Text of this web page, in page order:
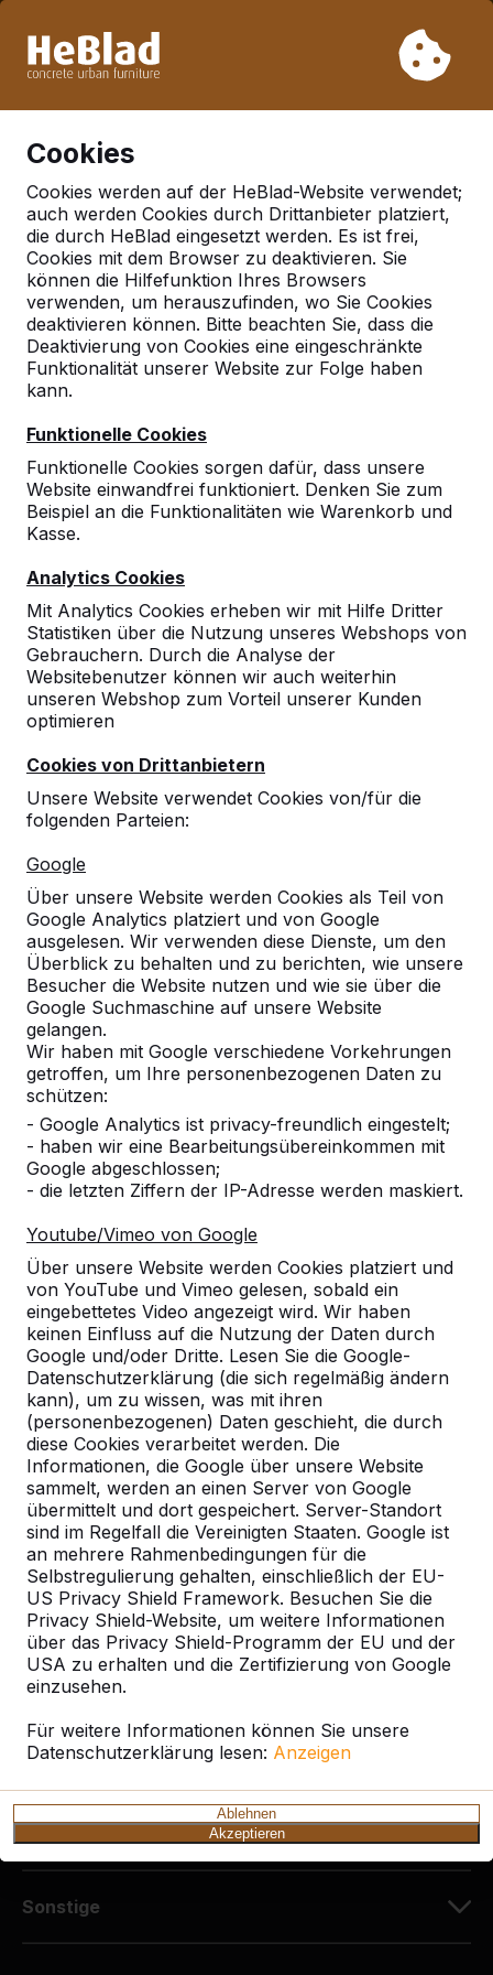
Woche 33 nicht. Bitte berücksichtigen Sie daher längere
Cookies
Cookies werden auf der HeBlad-Website verwendet;
auch werden Cookies durch Drittanbieter platziert,
die durch HeBlad eingesetzt werden. Es ist frei,
Cookies mit dem Browser zu deaktivieren. Sie
können die Hilfefunktion Ihres Browsers
verwenden, um herauszufinden, wo Sie Cookies
deaktivieren können. Bitte beachten Sie, dass die
Deaktivierung von Cookies eine eingeschränkte
Funktionalität unserer Website zur Folge haben
kann.
Funktionelle Cookies
Funktionelle Cookies sorgen dafür, dass unsere
Website einwandfrei funktioniert. Denken Sie zum
Beispiel an die Funktionalitäten wie Warenkorb und
Kasse.
Analytics Cookies
Mit Analytics Cookies erheben wir mit Hilfe Dritter
Statistiken über die Nutzung unseres Webshops von
Gebrauchern. Durch die Analyse der
Websitebenutzer können wir auch weiterhin
unseren Webshop zum Vorteil unserer Kunden
optimieren
Cookies von Drittanbietern
Unsere Website verwendet Cookies von/für die
folgenden Parteien:
Google
Über unsere Website werden Cookies als Teil von
Google Analytics platziert und von Google
ausgelesen. Wir verwenden diese Dienste, um den
Überblick zu behalten und zu berichten, wie unsere
Besucher die Website nutzen und wie sie über die
Google Suchmaschine auf unsere Website
gelangen.
Wir haben mit Google verschiedene Vorkehrungen
getroffen, um Ihre personenbezogenen Daten zu
schützen:
- Google Analytics ist privacy-freundlich eingestelt;
- haben wir eine Bearbeitungsübereinkommen mit
Google abgeschlossen;
- die letzten Ziffern der IP-Adresse werden maskiert.
Youtube/Vimeo von Google
Über unsere Website werden Cookies platziert und
von YouTube und Vimeo gelesen, sobald ein
eingebettetes Video angezeigt wird. Wir haben
keinen Einfluss auf die Nutzung der Daten durch
Google und/oder Dritte. Lesen Sie die Google-
Datenschutzerklärung (die sich regelmäßig ändern
kann), um zu wissen, was mit ihren
(personenbezogenen) Daten geschieht, die durch
diese Cookies verarbeitet werden. Die
Informationen, die Google über unsere Website
sammelt, werden an einen Server von Google
übermittelt und dort gespeichert. Server-Standort
sind im Regelfall die Vereinigten Staaten. Google ist
an mehrere Rahmenbedingungen für die
Selbstregulierung gehalten, einschließlich der EU-
US Privacy Shield Framework. Besuchen Sie die
Privacy Shield-Website, um weitere Informationen
über das Privacy Shield-Programm der EU und der
USA zu erhalten und die Zertifizierung von Google
einzusehen.
Für weitere Informationen können Sie unsere
Datenschutzerklärung lesen: Anzeigen
Ablehnen
Akzeptieren
Deutschland
Referenties in:Stocksee
Geen reviews gevonden voor deze
locatie.
Referenzen
Unsere Produkte finden Sie in ganz Europa
und darüber hinaus. Sehen Sie hier, wo Sie
ein HeBlad-Produkt in Ihrer Nähe finden.
Produkt
Alles anzeigen
Kategorie
Alles anzeigen
Ort oder Postleitzahl suchen
Kontakt
HeBlad Deutschland
Diekerstraße 97
42781 Haan
Deutschland
+49 212 934 77 25
info@HeBlad.de
Kundenservice
Sonstige